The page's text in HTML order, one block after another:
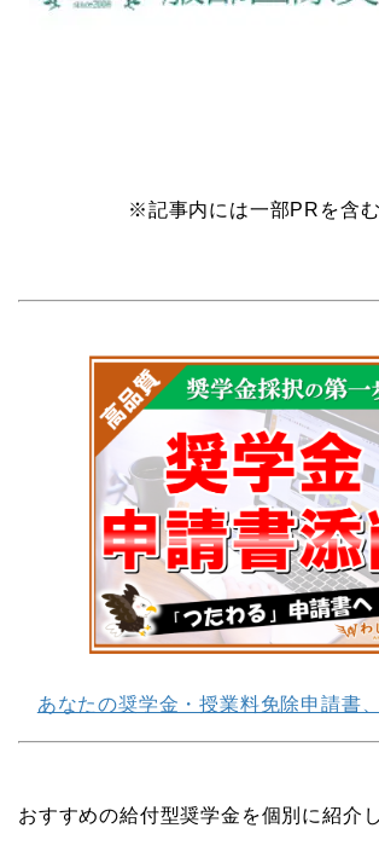
※記事内には一部PRを含
あなたの奨学金・授業料免除申請書
おすすめの給付型奨学金を個別に紹介